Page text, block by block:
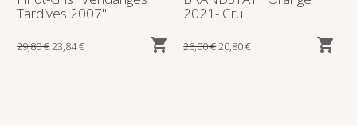
Tardives 2007"
29,80 €23,84 € 
2021- Cru
26,00 €20,80 € 